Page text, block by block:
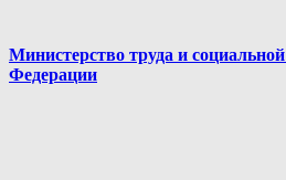
Министерство труда и
Федерации